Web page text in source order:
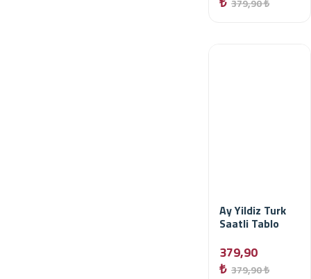
379,90 ₺
Ay Yildiz Turk
Saatli Tablo
379,90
₺ 379,90 ₺